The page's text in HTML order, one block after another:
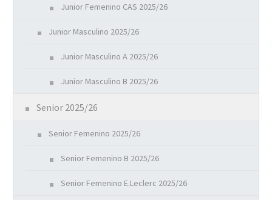
Junior Femenino CAS 2025/26
Junior Masculino 2025/26
Junior Masculino A 2025/26
Junior Masculino B 2025/26
Senior 2025/26
Senior Femenino 2025/26
Senior Femenino B 2025/26
Senior Femenino E.Leclerc 2025/26